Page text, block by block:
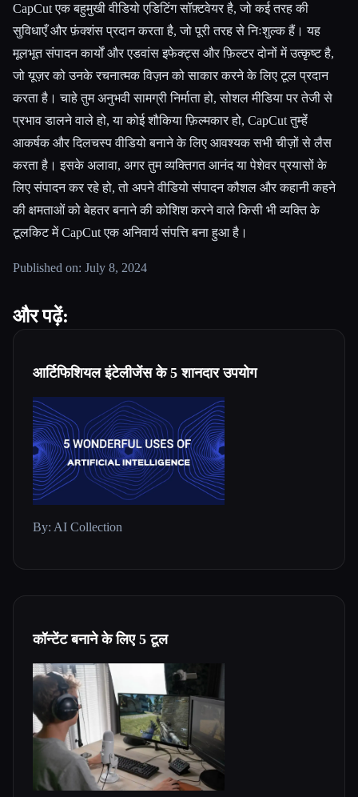
CapCut एक बहुमुखी वीडियो एडिटिंग सॉफ़्टवेयर है, जो कई तरह की
सुविधाएँ और फ़ंक्शंस प्रदान करता है, जो पूरी तरह से निःशुल्क हैं। यह
मूलभूत संपादन कार्यों और एडवांस इफेक्ट्स और फ़िल्टर दोनों में उत्कृष्ट है,
जो यूज़र को उनके रचनात्मक विज़न को साकार करने के लिए टूल प्रदान
करता है। चाहे तुम अनुभवी सामग्री निर्माता हो, सोशल मीडिया पर तेजी से
प्रभाव डालने वाले हो, या कोई शौकिया फ़िल्मकार हो, CapCut तुम्हेंं
आकर्षक और दिलचस्प वीडियो बनाने के लिए आवश्यक सभी चीज़ों से लैस
करता है। इसके अलावा, अगर तुम व्यक्तिगत आनंद या पेशेवर प्रयासों के
लिए संपादन कर रहे हो, तो अपने वीडियो संपादन कौशल और कहानी कहने
की क्षमताओं को बेहतर बनाने की कोशिश करने वाले किसी भी व्यक्ति के
टूलकिट में CapCut एक अनिवार्य संपत्ति बना हुआ है।
Published on: July 8, 2024
और पढ़ें:
आर्टिफिशियल इंटेलीजेंस के 5 शानदार उपयोग
By: AI Collection
कॉन्टेंट बनाने के लिए 5 टूल